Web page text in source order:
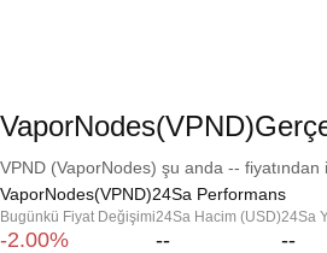
VPND (VaporNodes) şu anda --
VaporNodes(VPND)24Sa Performans
Bugünkü Fiyat Değişimi
-2.00%
24Sa Hacim (USD)
--
24Sa
--